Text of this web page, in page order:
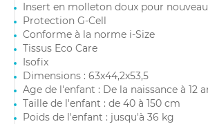
Insert en molleton doux pour
Protection G-Cell
Conforme à la norme i-Size
Tissus Eco Care
Isofix
Dimensions : 63x44,2x53,5
Age de l'enfant : De la naissance à 12
Taille de l'enfant : de 40 à 150 cm
Poids de l'enfant : jusqu'à 36 kg